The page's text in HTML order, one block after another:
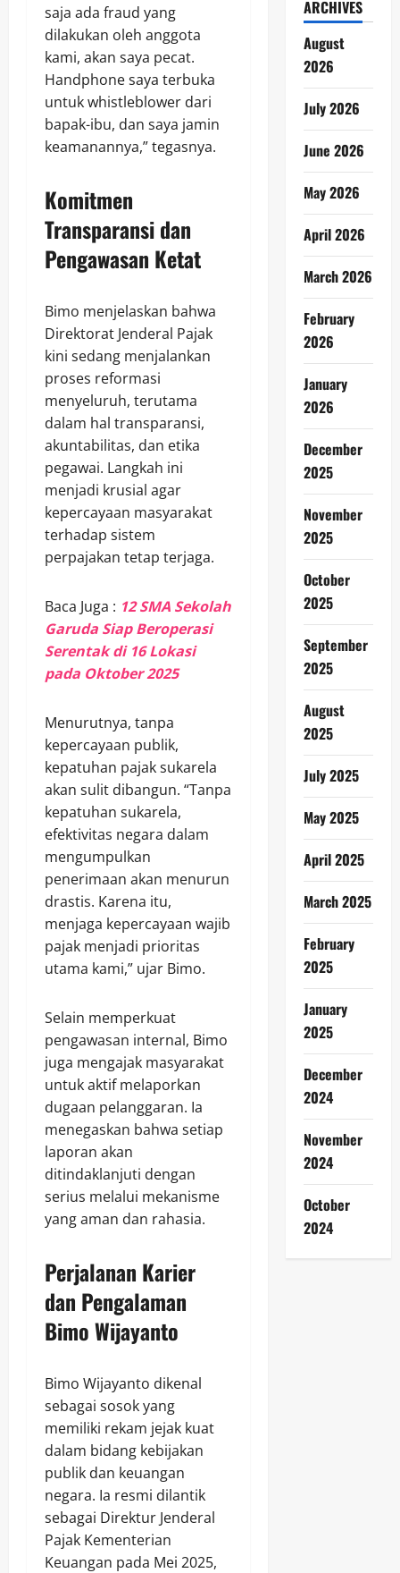
saja ada fraud yang
dilakukan oleh anggota
kami, akan saya pecat.
Handphone saya terbuka
untuk whistleblower dari
bapak-ibu, dan saya jamin
keamanannya,” tegasnya.
Komitmen
Transparansi dan
Pengawasan Ketat
Bimo menjelaskan bahwa
Direktorat Jenderal Pajak
kini sedang menjalankan
proses reformasi
menyeluruh, terutama
dalam hal transparansi,
akuntabilitas, dan etika
pegawai. Langkah ini
menjadi krusial agar
kepercayaan masyarakat
terhadap sistem
perpajakan tetap terjaga.
Baca Juga : 12 SMA Sekolah
Garuda Siap Beroperasi
Serentak di 16 Lokasi
pada Oktober 2025
Menurutnya, tanpa
kepercayaan publik,
kepatuhan pajak sukarela
akan sulit dibangun. “Tanpa
kepatuhan sukarela,
efektivitas negara dalam
mengumpulkan
penerimaan akan menurun
drastis. Karena itu,
menjaga kepercayaan wajib
pajak menjadi prioritas
utama kami,” ujar Bimo.
Selain memperkuat
pengawasan internal, Bimo
juga mengajak masyarakat
untuk aktif melaporkan
dugaan pelanggaran. Ia
menegaskan bahwa setiap
laporan akan
ditindaklanjuti dengan
serius melalui mekanisme
yang aman dan rahasia.
Perjalanan Karier
dan Pengalaman
Bimo Wijayanto
Bimo Wijayanto dikenal
sebagai sosok yang
memiliki rekam jejak kuat
dalam bidang kebijakan
publik dan keuangan
negara. Ia resmi dilantik
sebagai Direktur Jenderal
Pajak Kementerian
Keuangan pada Mei 2025,
ARCHIVES
August
2026
July 2026
June 2026
May 2026
April 2026
March 2026
February
2026
January
2026
December
2025
November
2025
October
2025
September
2025
August
2025
July 2025
May 2025
April 2025
March 2025
February
2025
January
2025
December
2024
November
2024
October
2024